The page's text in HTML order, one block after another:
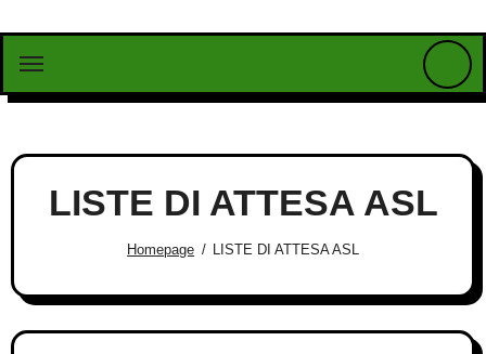
contenuto
LISTE DI ATTESA ASL
Homepage LISTE DI ATTESA ASL